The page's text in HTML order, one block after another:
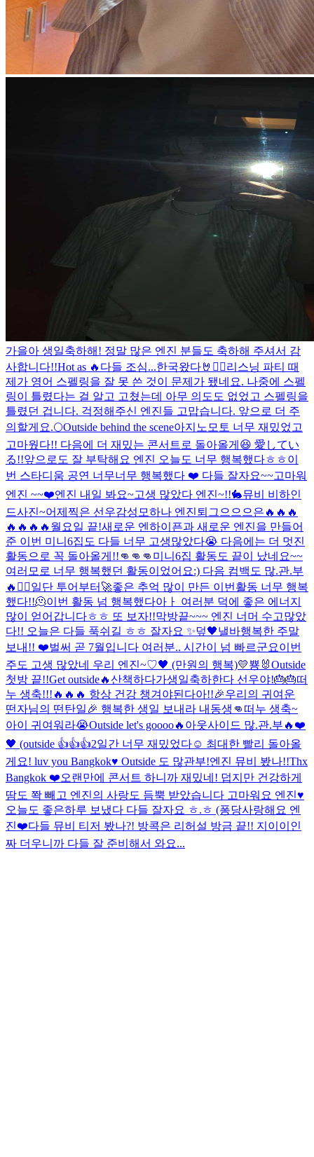
가을아 생일축하해! 정말 많은 엔진 분들도 축하해 주셔서 감
사합니다!!Hot as 🔥 다들 조심...한국왔다🤘❤️‍🔥리스닝 파티 때
제가 영어 스펠링을 잘 못 쓴 것이 문제가 됐네요. 나중에 스펠
링이 틀렸다는 걸 알고 고쳤는데 아무 의도도 없었고 스펠링을
틀렸던 겁니다. 걱정해주신 엔진들 고맙습니다. 앞으로 더 주
의할게요.🌕Outside behind the scene아지노모토 너무 재밌었고
고마웠다!! 다음에 더 재밌는 콘서트로 돌아올게😆 愛してい
る!!앞으로도 잘 부탁해요 엔진 오늘도 너무 행복했다ㅎㅎ이
번 스타디움 공연 너무너무 행복했다 ❤️ 다들 잘자요~~고마워
엔진 ~~❤️엔진 내일 봐요~고생 많았다 엔진~!!🐇뮤비 비하인
드사진~어제찍은 선우감성 모하나 엔진퇴그으으으은 🔥🔥🔥
🔥🔥🔥🔥 월요일 끝!새로운 엔하이픈과 새로운 엔진을 만들어
준 이번 미니6집도 다들 너무 고생많았다😭 다음에는 더 멋진
활동으로 꼭 돌아올게!!👊👊👊 미니6집 활동도 끝이 났네요~~
여러모로 너무 행복했던 활동이었어요:) 다음 컴백도 많.관.부
🔥❤️‍🔥일단 투어부터🚀좋은 추억 많이 만든 이번활동 너무 행복
했다!!🫠이번 활동 넘 행복했다아ㅏ 여러분 덕에 좋은 에너지
많이 얻어갑니다ㅎㅎ 또 보자!!막방끝~~~ 엔진 너머 수고많았
다!! 오늘은 다들 푹쉬길 ㅎㅎ 잘자요 ✨️덮🖤낼바행복한 주말
보내!! ❤️벌써 곧 7월입니다 여러분.. 시간이 넘 빠르군요이번
주도 고생 많았네 우리 엔진~♡🖤 (만원의 행복)💛뿅🐰Outside
첫방 끝!!Get outside🔥산책하다가생일축하한다 선우야!🎂🎂떠
누 생축!!!🔥🔥🔥 항상 건강 챙겨야된다아!!🎉우리의 귀여운
떤자님의 떤탄일🎉 행복한 생일 보내라 내동생👊 떠누 생축~
아이 귀여워라😭Outside let's goooo🔥 아웃사이드 많.관.부🔥 ❤️
🖤 (outside 👍👍👍2일간 너무 재밌었다☺️ 최대한 빨리 돌아올
게요! luv you Bangkok♥️ Outside 도 많관부!엔진 뮤비 봤나!!Thx
Bangkok ❤️오랜만에 콘서트 하니까 재밌네! 덥지만 건강하게
땀도 쫙 빼고 엔진의 사랑도 듬뿍 받았습니다 고마워요 엔진♥️
오늘도 좋은하루 보냈다 다들 잘자요 ㅎ.ㅎ (퐁당사랑해요 엔
진❤️다들 뮤비 티저 봤나?! 방콕은 리허설 방금 끝!! 지이이인
짜 더우니까 다들 잘 준비해서 와요...